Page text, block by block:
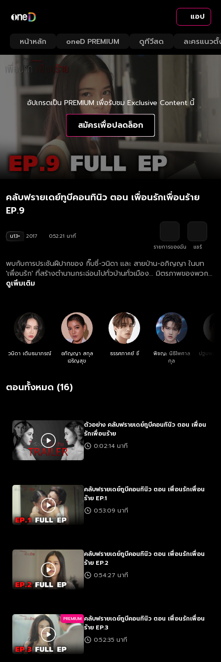
แอป
หน้าหลัก oneD PREMIUM ดูทีวีสด ละครแนวตั้
อัปเกรดเป็น PREMIUM เพื่อรับชม Exclusive Content นี้
สมัครเพื่อปลดล็อก
คลับฟรายเดย์ทูบีคอนทินิว ตอน เพื่อนรักเพื่อนร้าย
EP.9
น13+ 2017
0:52:21 นาที
รายการของฉัน
แชร์
พบกับการประชันฝีปากของ กิ๊บซี่-วนิดา และ สายป่าน-อภิญญา ในบท
'เพื่อนรัก' ที่สร้างตำนานกระฉ่อนไปทั่วบ้านทั่วเมือง... มิตรภาพของพวก
เธอคือความเคียดแค้นที่เคยมีต่อกัน และบัดนี้มันก็ได้ถูกปลุกขึ้นมาอีกครั้ง
ดูเพิ่มเติม
วนิดา เติมธนาภรณ์
อภิญญา สกุล
เจริญสุข
ธรรศภาคย์ ชี
พิชญะ นิธิไพศาล
กุล
ปฐมพงศ์
ตอนทั้งหมด (16)
ตัวอย่าง คลับฟรายเดย์ทูบีคอนทินิว ตอน เพื่อน
รักเพื่อนร้าย
0:02:14 นาที
คลับฟรายเดย์ทูบีคอนทินิว ตอน เพื่อนรักเพื่อน
ร้าย EP.1
0:53:09 นาที
คลับฟรายเดย์ทูบีคอนทินิว ตอน เพื่อนรักเพื่อน
ร้าย EP.2
0:54:27 นาที
PREMIUM คลับฟรายเดย์ทูบีคอนทินิว ตอน เพื่อนรักเพื่อน
ร้าย EP.3
0:52:35 นาที